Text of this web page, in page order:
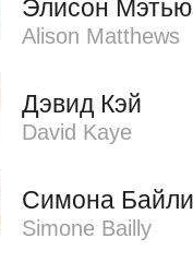
Элисон
Alison Matthews
Дэвид Кэй
David Kaye
Симона Байли
Simone Bailly